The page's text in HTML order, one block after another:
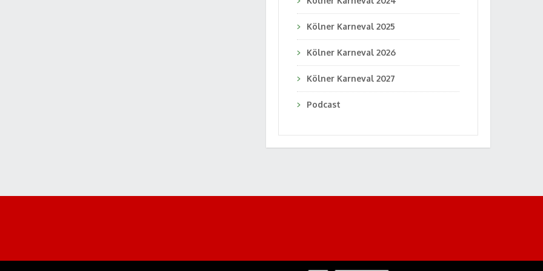
Kölner Karneval 2025
Kölner Karneval 2026
Kölner Karneval 2027
Podcast